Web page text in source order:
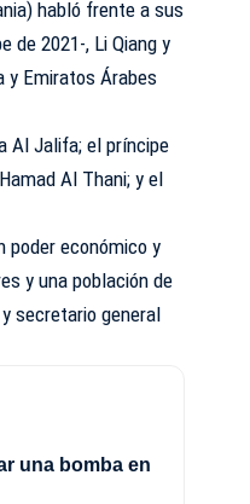
habló frente a sus
de 2021-, Li Qiang y
y Emiratos Árabes
Al Jalifa; el príncipe
Al Thani; y el
poder económico y
y una población de
secretario general
una bomba en